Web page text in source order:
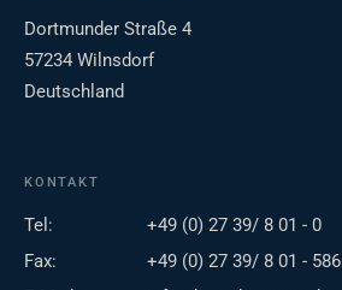
Dortmunder Straße 4
57234 Wilnsdorf
Deutschland
KONTAKT
Tel:
+49 (0) 27 39/ 8 01 - 0
Fax:
+49 (0) 27 39/ 8 01 - 586